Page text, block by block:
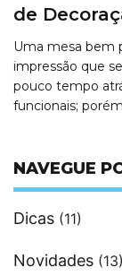
de
Uma mesa bem
impressão que
pouco tempo
funcionais;
NAVEGUE
Dicas (11)
Novidades (13)